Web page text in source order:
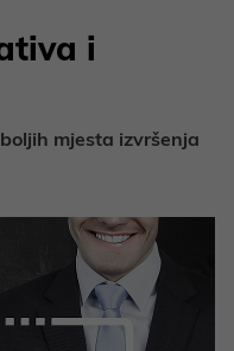
i
mjesta izvršenja